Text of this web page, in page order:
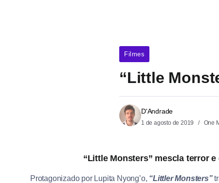
Filmes
“Little
D'Andrade
1 de agosto de 2019 One
“Little Monsters” mescla terror
Protagonizado por Lupita Nyong’o, “Littler Monsters”